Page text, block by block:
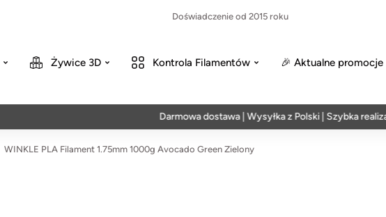
Doświadczenie od 2015 roku
Żywice 3D Kontrola Filamentów 🎉 Aktualne promocje
Darmowa dostawa | Wysyłka z Polski | Szybka realizacja
WINKLE PLA Filament 1.75mm 1000g Avocado Green Zielony